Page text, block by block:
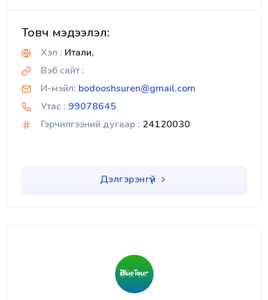
Товч мэдээлэл:
Хэл : Итали,
Вэб сайт :
И-мэйл: bodooshsuren@gmail.com
Утас : 99078645
Гэрчилгээний дугаар : 24120030
Дэлгэрэнгүй